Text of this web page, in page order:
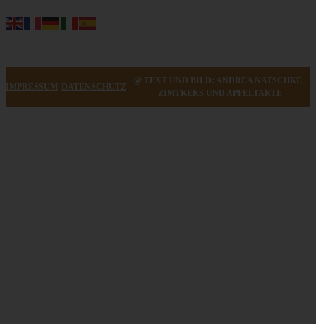
IMPRESSUM DATENSCHUTZ
@ TEXT UND BILD: ANDREA NATSCHKE |
ZIMTKEKS UND APFELTARTE